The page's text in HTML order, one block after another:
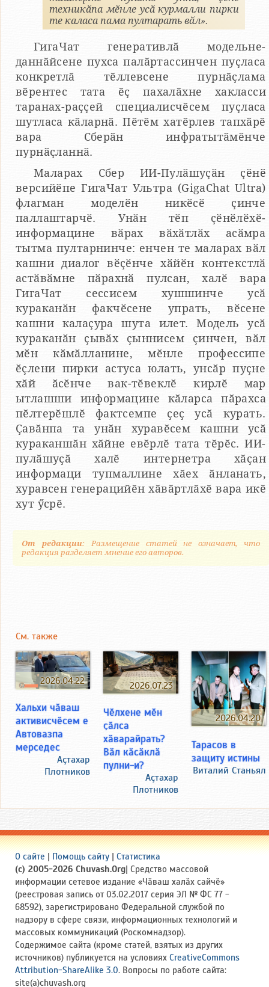
техникӑпа мӗнле усӑ курмалли пирки
те каласа пама пултарать вӑл».
ГигаЧат генеративлӑ модельне-
даннӑйсене пухса палӑртассинчен пуҫласа
конкретлӑ тӗллевсене пурнӑҫлама
вӗрентес тата ӗҫ пахалӑхне хакласси
таранах-раҫҫей специалисчӗсем пуҫласа
шутласа кӑларнӑ. Пӗтӗм хатӗрлев тапхӑрӗ
вара Сберӑн инфратытӑмӗнче
пурнӑҫланнӑ.
Маларах Сбер ИИ-Пулӑшуҫӑн ҫӗнӗ
версийӗпе ГигаЧат Ультра (GigaChat Ultra)
флагман моделӗн никӗсӗ ҫинче
паллаштарчӗ. Унӑн тӗп ҫӗнӗлӗхӗ-
информацине вӑрах вӑхӑтлӑх асӑмра
тытма пултарнинче: енчен те маларах вӑл
кашни диалог вӗҫӗнче хӑйӗн контекстлӑ
астӑвӑмне пӑрахнӑ пулсан, халӗ вара
ГигаЧат сессисем хушшинче усӑ
кураканӑн факчӗсене упрать, вӗсене
кашни калаҫура шута илет. Модель усӑ
кураканӑн ҫывӑх ҫыннисем ҫинчен, вӑл
мӗн кӑмӑлланине, мӗнле профессипе
ӗҫлени пирки астуса юлать, унсӑр пуҫне
хӑй ӑсӗнче вак-тӗвеклӗ кирлӗ мар
ытлашши информацине кӑларса пӑрахса
пӗлтерӗшлӗ фактсемпе ҫеҫ усӑ курать.
Ҫавӑнпа та унӑн хуравӗсем кашни усӑ
кураканшӑн хӑйне евӗрлӗ тата тӗрӗс. ИИ-
пулӑшуҫӑ халӗ интернетра хӑҫан
информаци тупмаллине хӑех ӑнланать,
хуравсен генерацийӗн хӑвӑртлӑхӗ вара икӗ
хут ӳсрӗ.
От редакции: Размещение статей не означает, что
редакция разделяет мнение его авторов.
См. также
2026.04.22
Хальхи чӑваш
активисчӗсем е
Автовазпа
мерседес
Аçтахар
Плотников
2026.07.23
Чӗлхене мӗн
ҫӑлса
хӑварайрать?
Вӑл кӑсӑклӑ
пулни-и?
Аçтахар
Плотников
2026.04.20
Тарасов в
защиту истины
Виталий Станьял
О сайте | Помощь сайту | Статистика
(c) 2005-2026 Chuvash.Org| Средство массовой
информации сетевое издание «Чӑваш халӑх сайчӗ»
(реестровая запись от 03.02.2017 серия ЭЛ № ФС 77 -
68592), зарегистрировано Федеральной службой по
надзору в сфере связи, информационных технологий и
массовых коммуникаций (Роскомнадзор).
Содержимое сайта (кроме статей, взятых из других
источников) публикуется на условиях CreativeCommons
Attribution-ShareAlike 3.0. Вопросы по работе сайта:
site(a)chuvash.org